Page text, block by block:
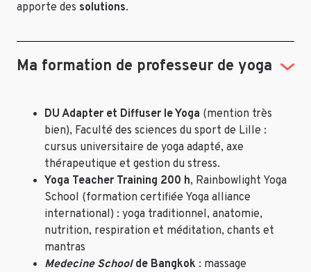
apporte des solutions.
Ma formation de professeur de yoga
DU Adapter et Diffuser le Yoga (mention très
bien), Faculté des sciences du sport de Lille :
cursus universitaire de yoga adapté, axe
thérapeutique et gestion du stress.
Yoga Teacher Training 200 h, Rainbowlight Yoga
School (formation certifiée Yoga alliance
international) : yoga traditionnel, anatomie,
nutrition, respiration et méditation, chants et
mantras
Medecine School de Bangkok : massage